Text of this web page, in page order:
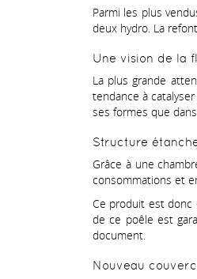
Parmi les plus
deux hydro. La
Une vision de la
La plus grande
tendance à
ses formes que
Structure
Grâce à une
consommations et
Ce produit est donc
de ce poêle est
document.
Nouveau